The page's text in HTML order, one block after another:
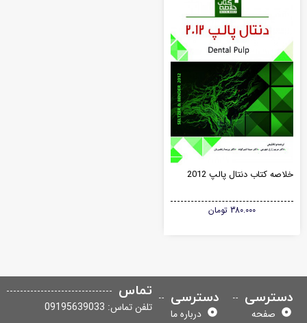
کتاب دنتال پالپ 2012
380.000 تومان
صفحه
دسترسی
درباره ما
تماس
تلفن تماس: 09195639033